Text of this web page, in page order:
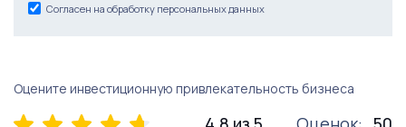
Согласен на обработку персональных данных
Оцените инвестиционную привлекательность бизнеса